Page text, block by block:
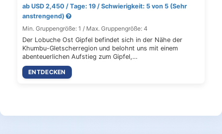
ab USD 2,450 / Tage: 19 / Schwierigkeit: 5 von 5 (Sehr
anstrengend)
Min. Gruppengröße: 1 / Max. Gruppengröße: 4
Der Lobuche Ost Gipfel befindet sich in der Nähe der
Khumbu-Gletscherregion und belohnt uns mit einem
abenteuerlichen Aufstieg zum Gipfel,…
ENTDECKEN